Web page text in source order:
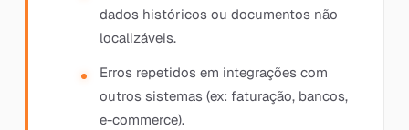
dados históricos ou documentos não
localizáveis.
Erros repetidos em integrações com
outros sistemas (ex: faturação, bancos,
e-commerce).